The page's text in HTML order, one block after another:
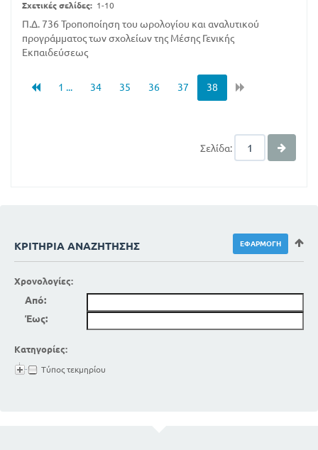
Σχετικές σελίδες: 1-10
Π.Δ. 736 Τροποποίηση του ωρολογίου και αναλυτικού
προγράμματος των σχολείων της Μέσης Γενικής
Εκπαιδεύσεως
1 ... 34 35 36 37 38
Σελίδα:
ΚΡΙΤΉΡΙΑ ΑΝΑΖΉΤΗΣΗΣ
Χρονολογίες:
Από:
Έως:
Κατηγορίες:
Τύπος τεκμηρίου